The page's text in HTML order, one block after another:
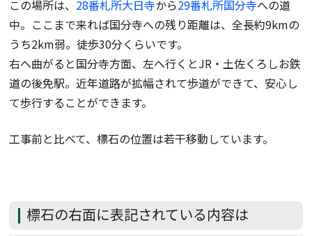
この場所は、 28番札所大日寺から29番札所国分寺への道
中。ここまで来れば国分寺への残り距離は、全長約9kmの
うち2km弱。徒歩30分くらいです。
右へ曲がると国分寺方面、左へ行くとJR・土佐くろしお鉄
道の後免駅。近年道路が拡幅されて歩道ができて、安心し
て歩行することができます。
工事前と比べて、標石の位置は若干移動しています。
標石の右面に表記されている内容は